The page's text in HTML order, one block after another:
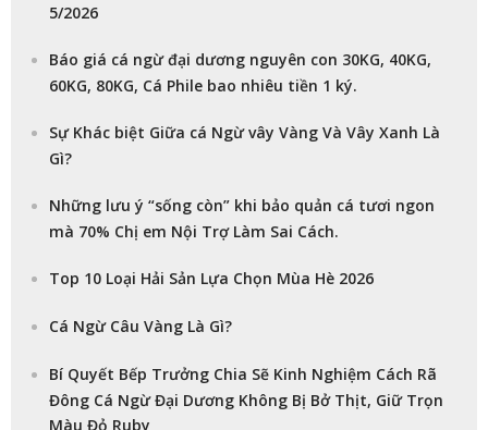
5/2026
Báo giá cá ngừ đại dương nguyên con 30KG, 40KG,
60KG, 80KG, Cá Phile bao nhiêu tiền 1 ký.
Sự Khác biệt Giữa cá Ngừ vây Vàng Và Vây Xanh Là
Gì?
Những lưu ý “sống còn” khi bảo quản cá tươi ngon
mà 70% Chị em Nội Trợ Làm Sai Cách.
Top 10 Loại Hải Sản Lựa Chọn Mùa Hè 2026
Cá Ngừ Câu Vàng Là Gì?
Bí Quyết Bếp Trưởng Chia Sẽ Kinh Nghiệm Cách Rã
Đông Cá Ngừ Đại Dương Không Bị Bở Thịt, Giữ Trọn
Màu Đỏ Ruby